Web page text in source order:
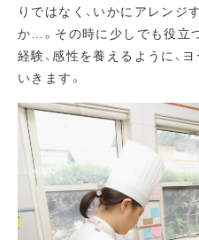
りではなく、いかにアレンジ
か…。その時に少しでも役立
経験、感性を養えるように、
いきます。